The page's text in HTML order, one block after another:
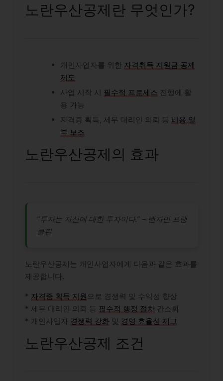
노란우산공제란 무엇인가?
개인사업자를 위한 자격취득 지원금 공제
제도
사업 시작 시 필수적 프로세스 진행에 활
용 가능
자격증 획득, 세무 대리인 의뢰 등 비용 일
부 보조
노란우산공제의 효과
“투자는 자신에 대한 투자이다.” – 벤자민 프랭
클린
노란우산공제는 개인사업자에게 다음과 같은 효과를
제공합니다.
* 자격증 획득 지원 으로 경쟁력 및 수익성 향상
* 세무 대리인 의뢰 등 필수적 행정 절차 간소화
* 개인사업자 경쟁력 강화 및 경영 효율성 제고
노란우산공제 조건